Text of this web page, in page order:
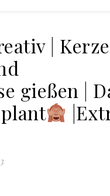
| Kerze
gießen |